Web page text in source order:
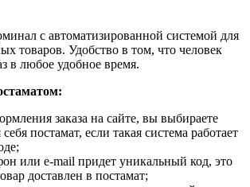
с автоматизированной системой для
товаров. Удобство в том, что человек
в любое удобное время.
заказа на сайте, вы выбираете
постамат, если такая система работает
или e-mail придет уникальный код, это
доставлен в постамат;